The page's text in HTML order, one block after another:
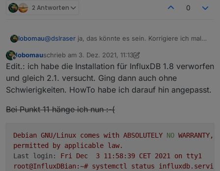
2 Antworten 0
lobomau@dslraser ja, das könnte es sein. Korrigiere ich mal
Edit.: hab ich doch, oder?
/etc/apt/sources.list:
#deb http://ftp.de.debian.org/debian
deb http://ftp.debian.org/debian bullseye
deb http://ftp.debian.org/debian bullseye-
deb http://download.proxmox.com/debian/pve
# security updates
#deb http://security.debian.org bullseye-
deb http://security.debian.org/debian-
Offline
lobomauschrieb am 3. Dez. 2021, 11:13
zuletzt editiert von lobomau12. März 2021, 13:57
Edit.: ich habe die Installation für InfluxDB 1.8 verworfen
und gleich 2.1. versucht. Ging dann auch ohne
Schwierigkeiten. HowTo habe ich darauf hin angepasst.
Bei Punkt 11 hänge ich nun :-(
Debian GNU/Linux comes with ABSOLUTELY NO WARRANTY,
permitted
by applicable law.
Last login:
Fri Dec 3 11 :58:39 CET 2021 on
tty1
root@InfluxDBian:~# systemctl status